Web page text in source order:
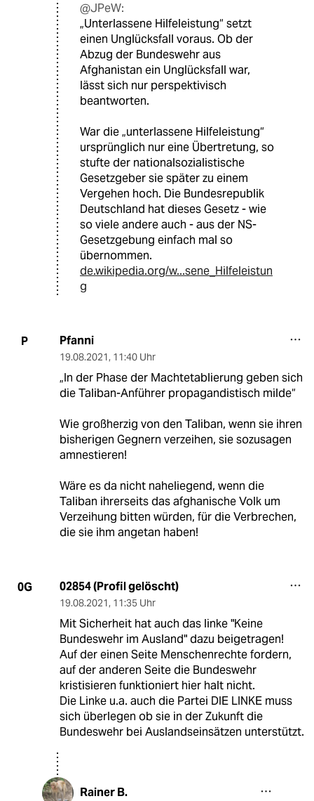
@JPeW:
„Unterlassene Hilfeleistung“ setzt
einen Unglücksfall voraus. Ob der
Abzug der Bundeswehr aus
Afghanistan ein Unglücksfall war,
lässt sich nur perspektivisch
beantworten.
War die „unterlassene Hilfeleistung“
ursprünglich nur eine Übertretung, so
stufte der nationalsozialistische
Gesetzgeber sie später zu einem
Vergehen hoch. Die Bundesrepublik
Deutschland hat dieses Gesetz - wie
so viele andere auch - aus der NS-
Gesetzgebung einfach mal so
übernommen.
de.wikipedia.org/w...sene_Hilfeleistun
g
P Pfanni
19.08.2021, 11:40 Uhr
„In der Phase der Machtetablierung geben sich
die Taliban-Anführer propagandistisch milde“
Wie großherzig von den Taliban, wenn sie ihren
bisherigen Gegnern verzeihen, sie sozusagen
amnestieren!
Wäre es da nicht naheliegend, wenn die
Taliban ihrerseits das afghanische Volk um
Verzeihung bitten würden, für die Verbrechen,
die sie ihm angetan haben!
0G 02854 (Profil gelöscht)
19.08.2021, 11:35 Uhr
Mit Sicherheit hat auch das linke "Keine
Bundeswehr im Ausland" dazu beigetragen!
Auf der einen Seite Menschenrechte fordern,
auf der anderen Seite die Bundeswehr
kristisieren funktioniert hier halt nicht.
Die Linke u.a. auch die Partei DIE LINKE muss
sich überlegen ob sie in der Zukunft die
Bundeswehr bei Auslandseinsätzen unterstützt.
Rainer B.